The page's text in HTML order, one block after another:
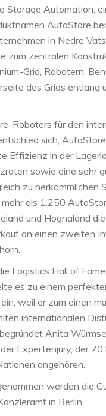
Storage Automation,
AutoStore
in Nedre
zum zentralen
Grid, Robotern,
des Grids
Roboters für den
sich,
Effizienz in der
sowie eine sehr
zu
als 1.250
und Hognaland
an einen zweiten
Logistics Hall of
es zu einem
weil er zum einen
internationalen
Anita
Expertenjury, der
angehören.
werden die
in Berlin.